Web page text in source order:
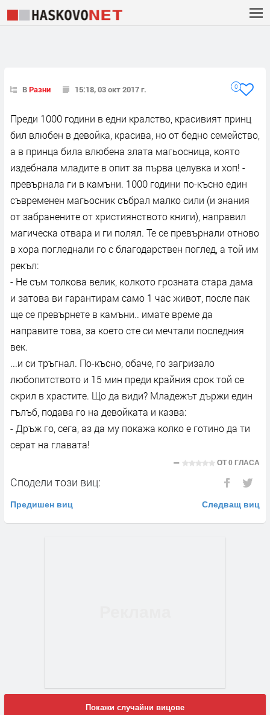
ВРазни 15:18, 03 окт 2017 г. 0
Преди 1000 години в едни кралство, красивият принц
бил влюбен в девойка, красива, но от бедно семейство,
а в принца била влюбена злата магьосница, която
издебнала младите в опит за първа целувка и хоп! -
превърнала ги в камъни. 1000 години по-късно един
съвременен магьосник събрал малко сили (и знания
от забранените от християнството книги), направил
магическа отвара и ги полял. Те се превърнали отново
в хора погледнали го с благодарствен поглед, а той им
рекъл:
- Не съм толкова велик, колкото грозната стара дама
и затова ви гарантирам само 1 час живот, после пак
ще се превърнете в камъни.. имате време да
направите това, за което сте си мечтали последния
век.
...и си тръгнал. По-късно, обаче, го загризало
любопитството и 15 мин преди крайния срок той се
скрил в храстите. Що да види? Младежът държи един
гълъб, подава го на девойката и казва:
- Дръж го, сега, аз да му покажа колко е готино да ти
серат на главата!
ОТ0 ГЛАСА
Сподели този виц:
Предишен виц Следващ виц
Покажи случайни вицове